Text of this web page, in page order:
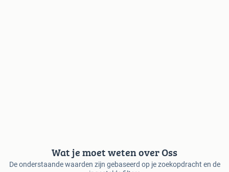
Wat je moet weten over Oss
De onderstaande waarden zijn gebaseerd op je zoekopdracht en de